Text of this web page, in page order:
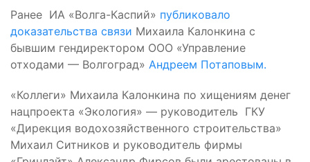
Ранее ИА «Волга-Каспий» публиковало
доказательства связи Михаила Калонкина с
бывшим гендиректором ООО «Управление
отходами — Волгоград» Андреем Потаповым.
«Коллеги» Михаила Калонкина по хищениям денег
нацпроекта «Экология» — руководитель ГКУ
«Дирекция водохозяйственного строительства»
Михаил Ситников и руководитель фирмы